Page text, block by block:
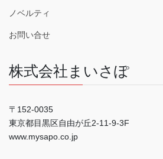
ノベルティ
お問い合せ
株式会社まいさぽ
〒152-0035
東京都目黒区自由が丘2-11-9-3F
www.mysapo.co.jp